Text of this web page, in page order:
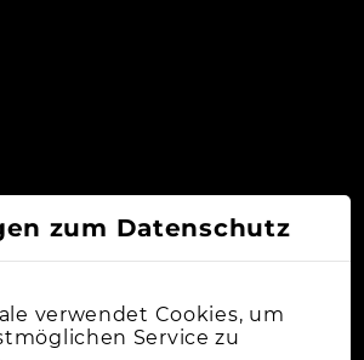
zum Datenschutz
verwendet Cookies, um
Service zu